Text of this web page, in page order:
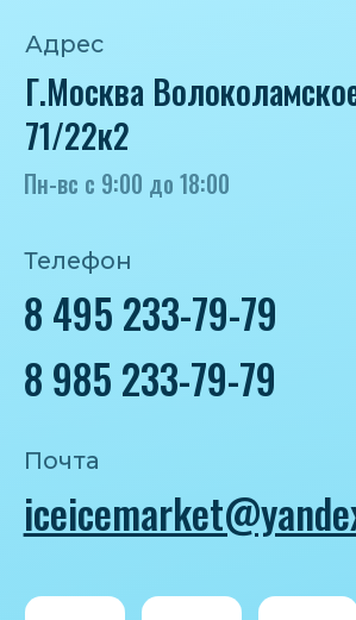
Согласие на обработку персональных
данных
IceIceMarket © 2025